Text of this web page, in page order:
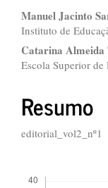
Manuel Jacinto
Instituto de
Catarina Almeida
Escola Superior
Resumo
editorial_vol2_nº1